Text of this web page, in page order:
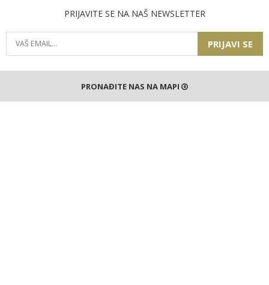
PRIJAVITE SE NA NAŠ NEWSLETTER
PRIJAVI SE
PRONAĐITE NAS NA MAPI